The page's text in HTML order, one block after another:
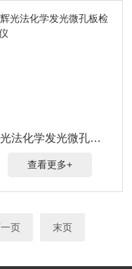
辉光法化学发光微孔板检测仪
查看更多+
页 末页